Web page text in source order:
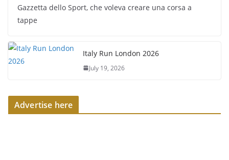
Gazzetta dello Sport, che voleva creare una corsa a
tappe
Italy Run London 2026
July 19, 2026
Advertise here